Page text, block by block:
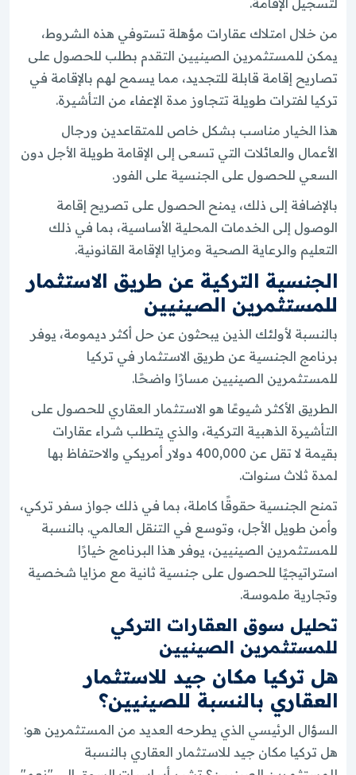
من خلال امتلاك عقارات مؤهلة تستوفي هذه الشروط،
يمكن للمستثمرين الصينيين التقدم بطلب للحصول على
تصاريح إقامة قابلة للتجديد، مما يسمح لهم بالإقامة في
تركيا لفترات طويلة تتجاوز مدة الإعفاء من التأشيرة.
هذا الخيار مناسب بشكل خاص للمتقاعدين ورجال
الأعمال والعائلات التي تسعى إلى الإقامة طويلة الأجل دون
السعي للحصول على الجنسية على الفور.
بالإضافة إلى ذلك، يمنح الحصول على تصريح إقامة
الوصول إلى الخدمات المحلية الأساسية، بما في ذلك
التعليم والرعاية الصحية ومزايا الإقامة القانونية.
الجنسية التركية عن طريق الاستثمار
للمستثمرين الصينيين
بالنسبة لأولئك الذين يبحثون عن حل أكثر ديمومة، يوفر
برنامج الجنسية عن طريق الاستثمار في تركيا
للمستثمرين الصينيين مسارًا واضحًا.
الطريق الأكثر شيوعًا هو الاستثمار العقاري للحصول على
التأشيرة الذهبية التركية، والذي يتطلب شراء عقارات
بقيمة لا تقل عن 400,000 دولار أمريكي والاحتفاظ بها
لمدة ثلاث سنوات.
تمنح الجنسية حقوقًا كاملة، بما في ذلك جواز سفر تركي،
وأمن طويل الأجل، وتوسع في التنقل العالمي. بالنسبة
للمستثمرين الصينيين، يوفر هذا البرنامج خيارًا
استراتيجيًا للحصول على جنسية ثانية مع مزايا شخصية
وتجارية ملموسة.
تحليل سوق العقارات التركي
للمستثمرين الصينيين
هل تركيا مكان جيد للاستثمار
العقاري بالنسبة للصينيين؟
السؤال الرئيسي الذي يطرحه العديد من المستثمرين هو:
هل تركيا مكان جيد للاستثمار العقاري بالنسبة